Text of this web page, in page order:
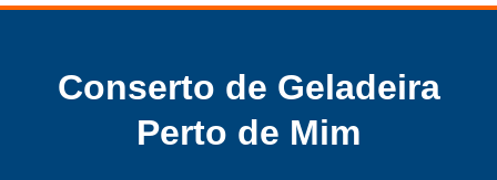
Conserto de Geladeira
Perto de Mim